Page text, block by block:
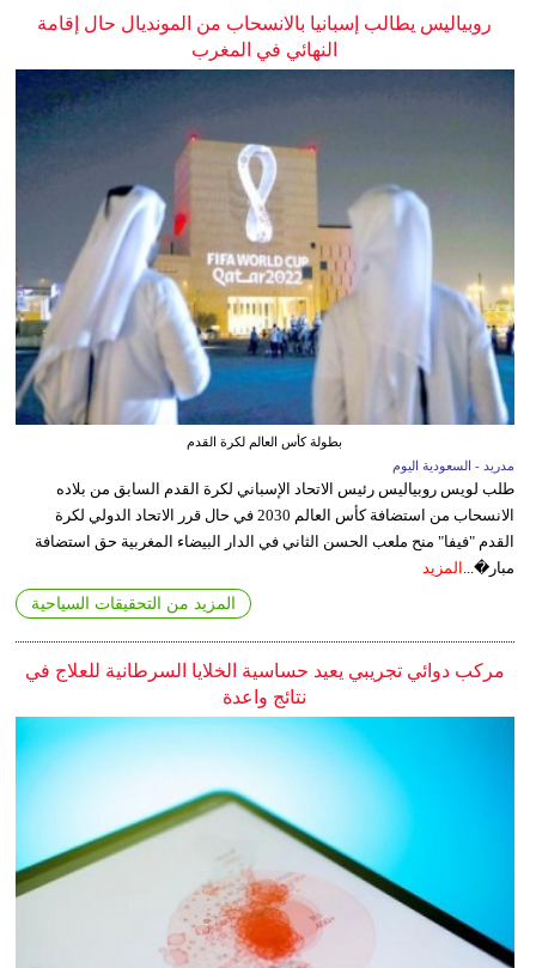
روبياليس يطالب إسبانيا بالانسحاب من المونديال حال إقامة
النهائي في المغرب
بطولة كأس العالم لكرة القدم
مدريد - السعودية اليوم
طلب لويس روبياليس رئيس الاتحاد الإسباني لكرة القدم السابق من بلاده
الانسحاب من استضافة كأس العالم 2030 في حال قرر الاتحاد الدولي لكرة
القدم "فيفا" منح ملعب الحسن الثاني في الدار البيضاء المغربية حق استضافة
مبار�... المزيد
المزيد من التحقيقات السياحية
مركب دوائي تجريبي يعيد حساسية الخلايا السرطانية للعلاج في
نتائج واعدة